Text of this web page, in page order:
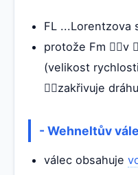
FL ...Lorentzova
protože Fm v
(velikost
zakřivuje
- Wehneltův
válec obsahuje